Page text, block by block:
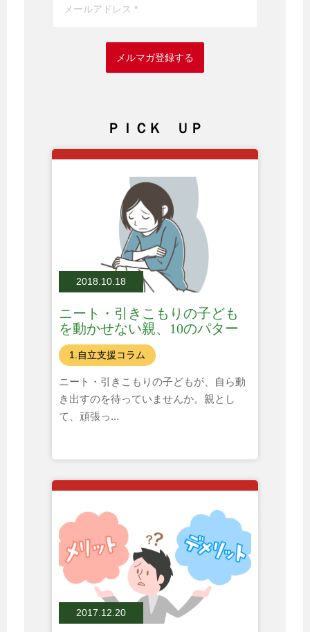
メルマガ登録する
ＰＩＣＫ ＵＰ
2018.10.18
ニート・引きこもりの子ども
を動かせない親、10のパター
ン
1.自立支援コラム
ニート・引きこもりの子どもが、自ら動
き出すのを待っていませんか。親とし
て、頑張っ...
2017.12.20